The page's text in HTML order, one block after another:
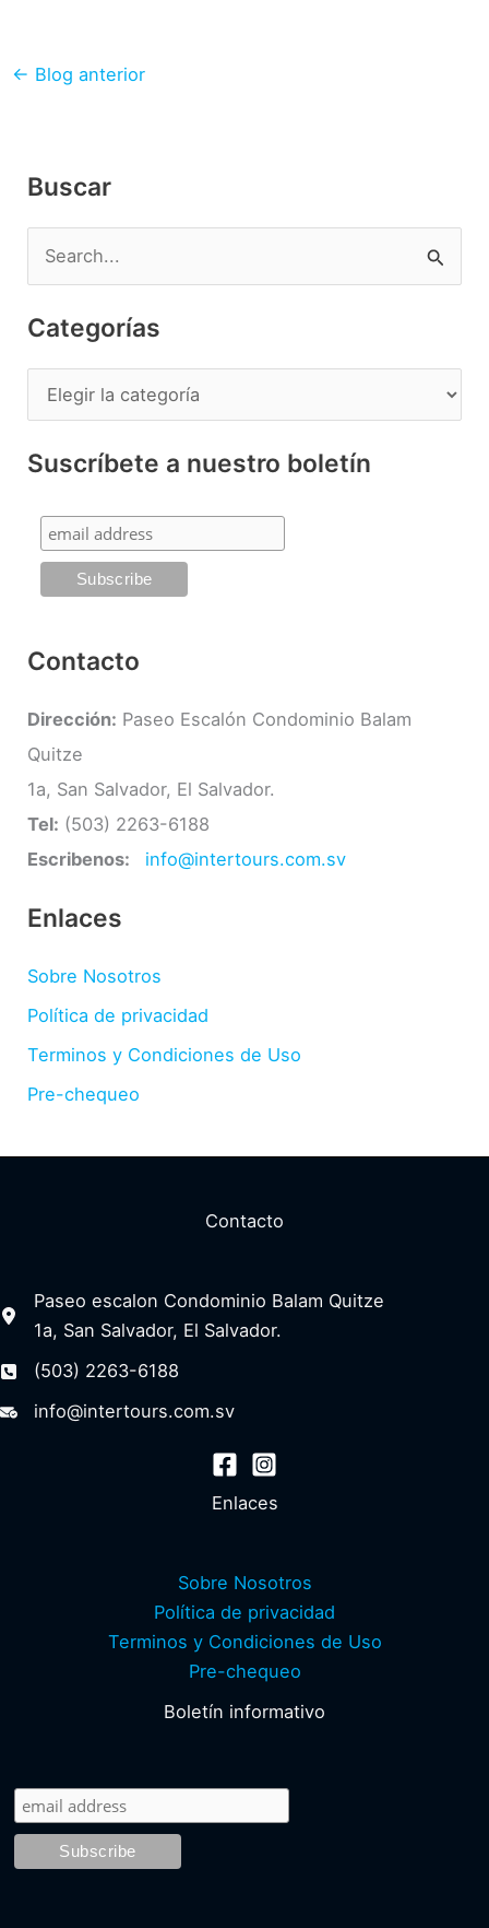
← Blog anterior
Buscar
u
s
r
p
Categorías
a
t
a
Suscríbete a nuestro boletín
Contacto
Dirección: Paseo Escalón Condominio Balam
Quitze
1a, San Salvador, El Salvador.
Tel: (503) 2263-6188
Escribenos:
info@intertours.com.sv
Enlaces
Sobre Nosotros
Política de privacidad
Terminos y Condiciones de Uso
Pre-chequeo
Contacto
Paseo escalon Condominio Balam Quitze
1a, San Salvador, El Salvador.
(503) 2263-6188
info@intertours.com.sv
Enlaces
Sobre Nosotros
Política de privacidad
Terminos y Condiciones de Uso
Pre-chequeo
Boletín informativo